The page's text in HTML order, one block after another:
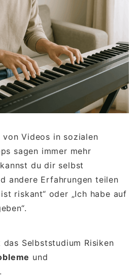
Videos in sozialen
sagen immer mehr
du dir selbst
andere Erfahrungen teilen
riskant“ oder „Ich habe auf
Selbststudium Risiken
und
.